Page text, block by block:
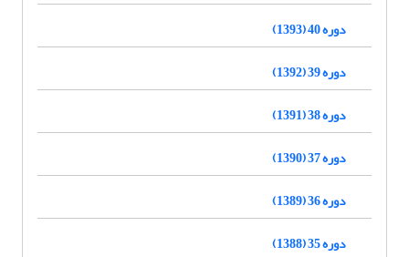
دوره 40 (1393)
دوره 39 (1392)
دوره 38 (1391)
دوره 37 (1390)
دوره 36 (1389)
دوره 35 (1388)